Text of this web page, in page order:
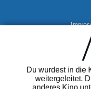
Du wurdest in die
weitergeleitet.
anderes Kino